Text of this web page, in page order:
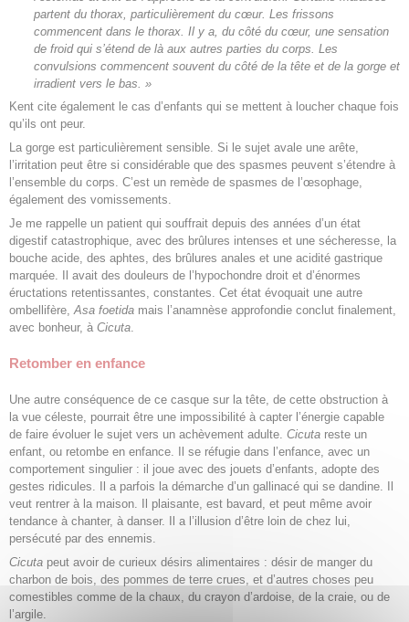
partent du thorax, particulièrement du cœur. Les frissons
commencent dans le thorax. Il y a, du côté du cœur, une sensation
de froid qui s’étend de là aux autres parties du corps. Les
convulsions commencent souvent du côté de la tête et de la gorge et
irradient vers le bas. »
Kent cite également le cas d’enfants qui se mettent à loucher chaque fois
qu’ils ont peur.
La gorge est particulièrement sensible. Si le sujet avale une arête,
l’irritation peut être si considérable que des spasmes peuvent s’étendre à
l’ensemble du corps. C’est un remède de spasmes de l’œsophage,
également des vomissements.
Je me rappelle un patient qui souffrait depuis des années d’un état
digestif catastrophique, avec des brûlures intenses et une sécheresse, la
bouche acide, des aphtes, des brûlures anales et une acidité gastrique
marquée. Il avait des douleurs de l’hypochondre droit et d’énormes
éructations retentissantes, constantes. Cet état évoquait une autre
ombellifère, Asa foetida mais l’anamnèse approfondie conclut finalement,
avec bonheur, à Cicuta
Retomber en enfance
Une autre conséquence de ce casque sur la tête, de cette obstruction à
la vue céleste, pourrait être une impossibilité à capter l’énergie capable
de faire évoluer le sujet vers un achèvement adulte. Cicuta reste un
enfant, ou retombe en enfance. Il se réfugie dans l’enfance, avec un
comportement singulier : il joue avec des jouets d’enfants, adopte des
gestes ridicules. Il a parfois la démarche d’un gallinacé qui se dandine. Il
veut rentrer à la maison. Il plaisante, est bavard, et peut même avoir
tendance à chanter, à danser. Il a l’illusion d’être loin de chez lui,
persécuté par des ennemis.
Cicuta peut avoir de curieux désirs alimentaires : désir de manger du
charbon de bois, des pommes de terre crues, et d’autres choses peu
comestibles comme de la chaux, du crayon d’ardoise, de la craie, ou de
l’argile.